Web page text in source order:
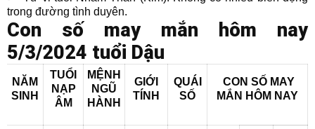
trong đường tình duyên.
Con số may mắn hôm nay
5/3/2024 tuổi Dậu
NĂM
SINH
TUỔI
NẠP
ÂM
MỆNH
NGŨ
HÀNH
GIỚI
TÍNH
QUÁI
SỐ
CON SỐ MAY
MẮN HÔM NAY